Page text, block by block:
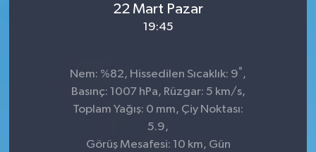
22 Mart Pazar
19:45
Nem: %82, Hissedilen Sıcaklık: 9° ,
Basınç: 1007 hPa, Rüzgar: 5 km/s,
Toplam Yağış: 0 mm, Çiy Noktası:
5.9,
Görüş Mesafesi: 10 km, Gün